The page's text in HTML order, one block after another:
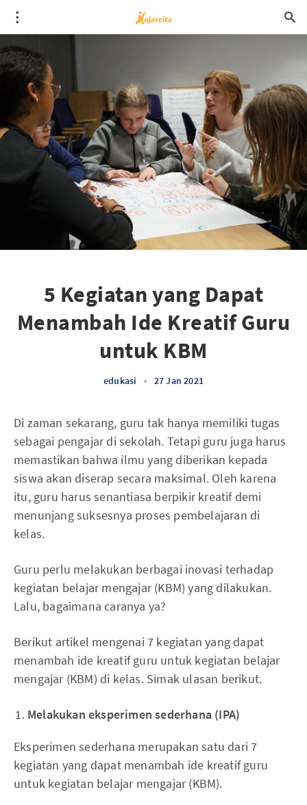
5 Kegiatan yang Dapat
Menambah Ide Kreatif Guru
untuk KBM
edukasi • 27 Jan 2021
Di zaman sekarang, guru tak hanya memiliki tugas
sebagai pengajar di sekolah. Tetapi guru juga harus
memastikan bahwa ilmu yang diberikan kepada
siswa akan diserap secara maksimal. Oleh karena
itu, guru harus senantiasa berpikir kreatif demi
menunjang suksesnya proses pembelajaran di
kelas.
Guru perlu melakukan berbagai inovasi terhadap
kegiatan belajar mengajar (KBM) yang dilakukan.
Lalu, bagaimana caranya ya?
Berikut artikel mengenai 7 kegiatan yang dapat
menambah ide kreatif guru untuk kegiatan belajar
mengajar (KBM) di kelas. Simak ulasan berikut.
Melakukan eksperimen sederhana (IPA)
Eksperimen sederhana merupakan satu dari 7
kegiatan yang dapat menambah ide kreatif guru
untuk kegiatan belajar mengajar (KBM).